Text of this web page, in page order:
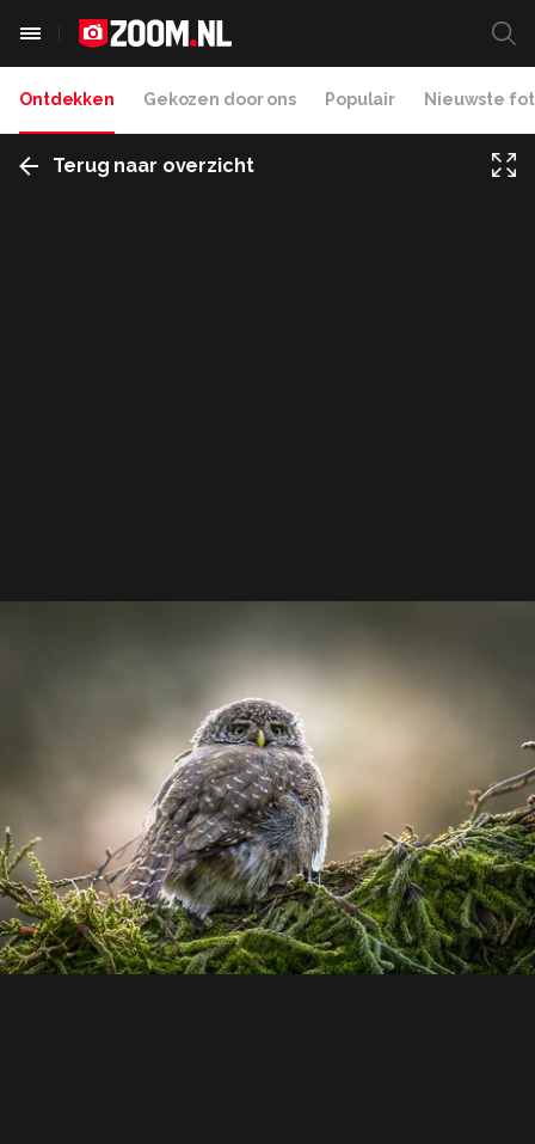
Ontdekken Gekozen door ons Populair Nieuwste
Terug naar overzicht